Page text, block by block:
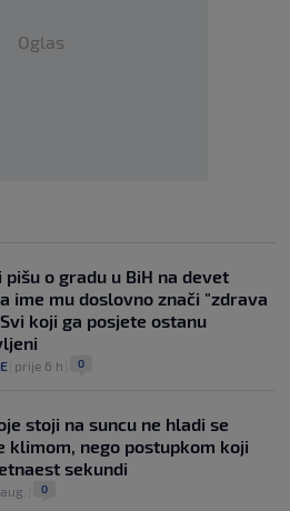
Oglas
pišu o gradu u BiH na devet
ime mu doslovno znači "zdrava
koji ga posjete ostanu
prije 6 h 0
stoji na suncu ne hladi se
klimom, nego postupkom koji
sekundi
0